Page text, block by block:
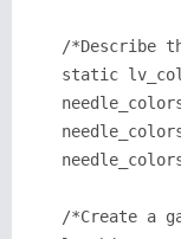
/*Describe
static
/*Create a